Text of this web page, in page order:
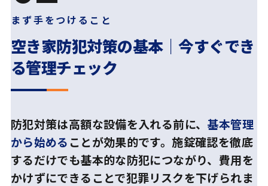
まず手をつけること
空き家防犯対策の基本｜今すぐでき
る管理チェック
防犯対策は高額な設備を入れる前に、 基本管理
から始める ことが効果的です。施錠確認を徹底
するだけでも基本的な防犯につながり、費用を
かけずにできることで犯罪リスクを下げられま